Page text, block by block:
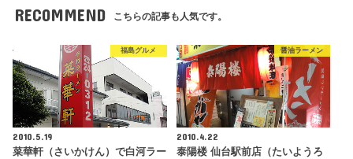
RECOMMEND こちらの記事も人気です。
福島グルメ
2010.5.19
菜華軒（さいかけん）で白河ラー
醤油ラーメン
2010.4.22
泰陽楼 仙台駅前店（たいようろ